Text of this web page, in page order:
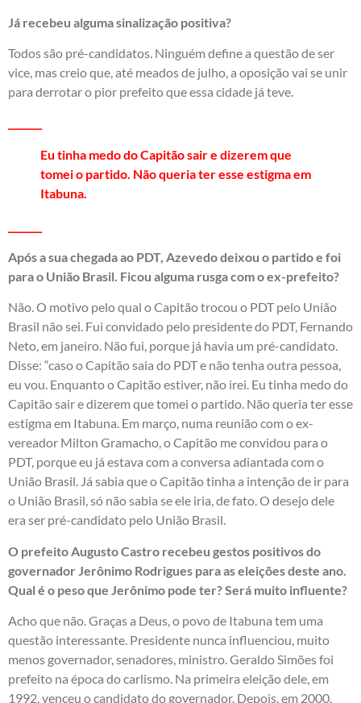
Já recebeu alguma sinalização positiva?
Todos são pré-candidatos. Ninguém define a questão de ser
vice, mas creio que, até meados de julho, a oposição vai se unir
para derrotar o pior prefeito que essa cidade já teve.
Eu tinha medo do Capitão sair e dizerem que
tomei o partido. Não queria ter esse estigma em
Itabuna.
Após a sua chegada ao PDT, Azevedo deixou o partido e foi
para o União Brasil. Ficou alguma rusga com o ex-prefeito?
Não. O motivo pelo qual o Capitão trocou o PDT pelo União
Brasil não sei. Fui convidado pelo presidente do PDT, Fernando
Neto, em janeiro. Não fui, porque já havia um pré-candidato.
Disse: “caso o Capitão saia do PDT e não tenha outra pessoa,
eu vou. Enquanto o Capitão estiver, não irei. Eu tinha medo do
Capitão sair e dizerem que tomei o partido. Não queria ter esse
estigma em Itabuna. Em março, numa reunião com o ex-
vereador Milton Gramacho, o Capitão me convidou para o
PDT, porque eu já estava com a conversa adiantada com o
União Brasil. Já sabia que o Capitão tinha a intenção de ir para
o União Brasil, só não sabia se ele iria, de fato. O desejo dele
era ser pré-candidato pelo União Brasil.
O prefeito Augusto Castro recebeu gestos positivos do
governador Jerônimo Rodrigues para as eleições deste ano.
Qual é o peso que Jerônimo pode ter? Será muito influente?
Acho que não. Graças a Deus, o povo de Itabuna tem uma
questão interessante. Presidente nunca influenciou, muito
menos governador, senadores, ministro. Geraldo Simões foi
prefeito na época do carlismo. Na primeira eleição dele, em
1992, venceu o candidato do governador. Depois, em 2000,